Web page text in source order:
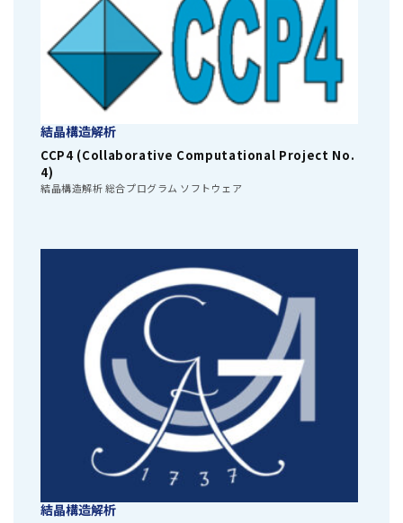
結晶構造解析
CCP4 (Collaborative Computational Project No.
4)
結晶構造解析 総合プログラム ソフトウェア
結晶構造解析